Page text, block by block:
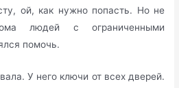
ой, как нужно попасть. Но не
людей с ограниченными
помочь.
У него ключи от всех дверей.